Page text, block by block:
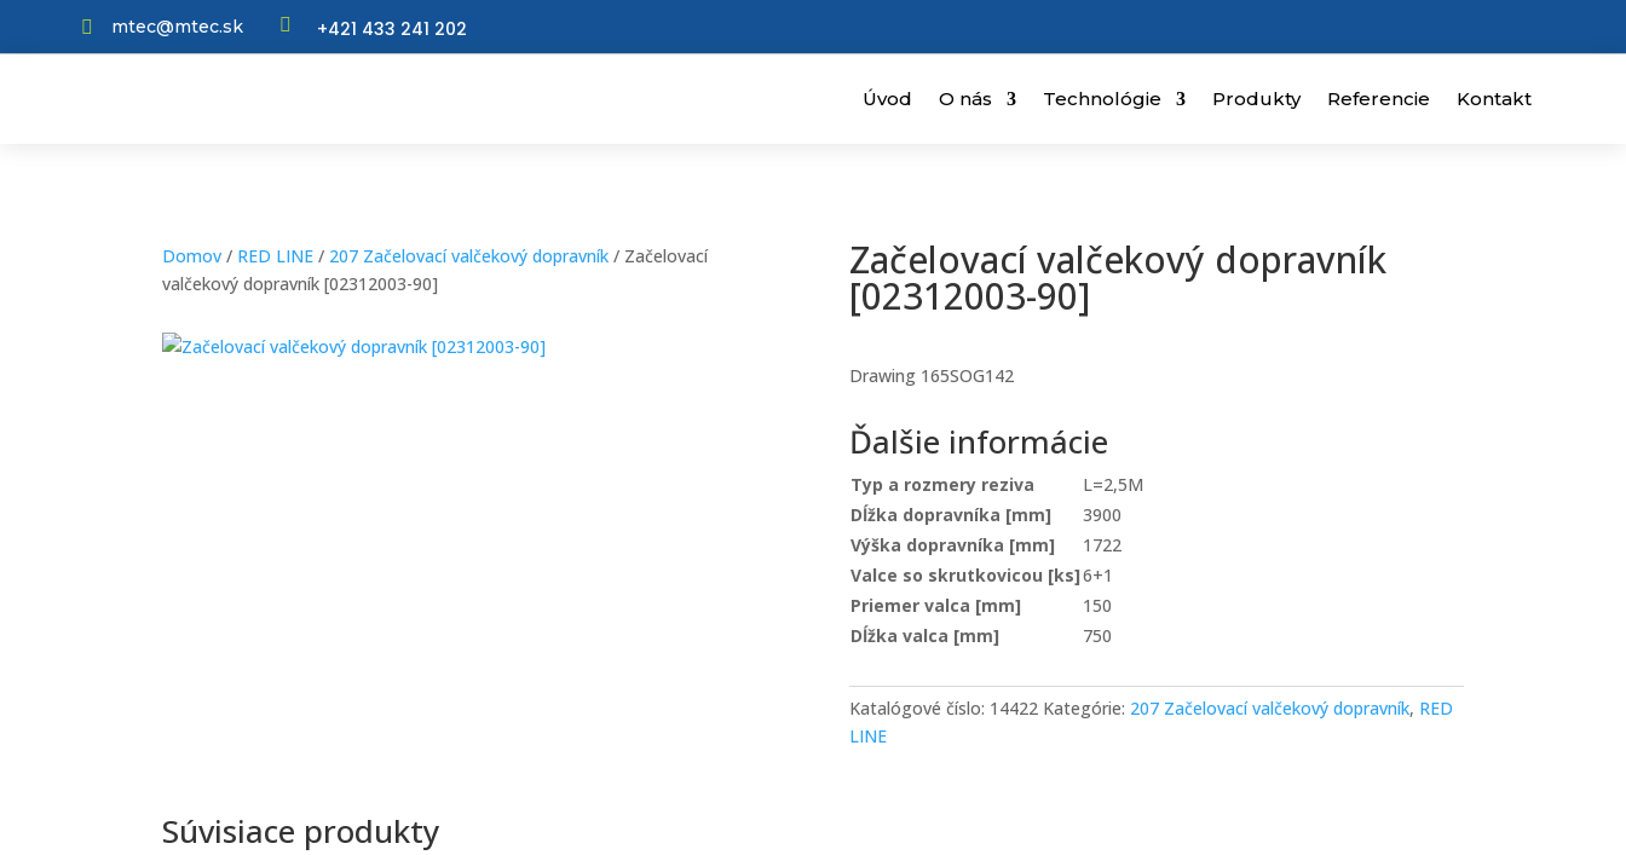
 mtec@mtec.sk  +421 433 241 202
Úvod O nás Technológie Produkty Referencie Kontakt
Domov / RED LINE / 207 Začelovací valčekový dopravník / Začelovací
valčekový dopravník [02312003-90]
Začelovací valčekový dopravník
[02312003-90]
Drawing 165SOG142
Ďalšie informácie
Typ a rozmery reziva
L=2,5M
Dĺžka dopravníka [mm]
3900
Výška dopravníka [mm]
1722
Valce so skrutkovicou [ks]6+1
Priemer valca [mm]
150
Dĺžka valca [mm]
750
Katalógové číslo: 14422 Kategórie: 207 Začelovací valčekový dopravník, RED
LINE
Súvisiace produkty